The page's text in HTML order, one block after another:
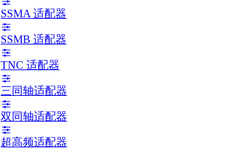
SSMA 适配器
SSMB 适配器
TNC 适配器
三同轴适配器
双同轴适配器
超高频适配器